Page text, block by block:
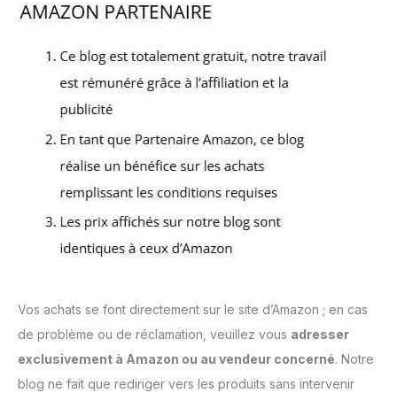
Vos achats se font directement sur le site d’Amazon ; en cas
de problème ou de réclamation, veuillez vous adresser
exclusivement à Amazon ou au vendeur concerné. Notre
blog ne fait que rediriger vers les produits sans intervenir